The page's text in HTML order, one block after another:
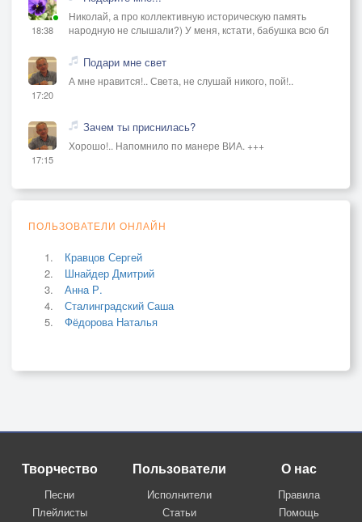
18:38
Николай, а про коллективную историческую память
народную не слышали?) У меня, кстати, бабушка всю бл
17:20
Подари мне свет
А мне нравится!.. Света, не слушай никого, пой!..
17:15
Зачем ты приснилась?
Хорошо!.. Напомнило по манере ВИА. +++
ПОЛЬЗОВАТЕЛИ ОНЛАЙН
Кравцов Сергей
Шнайдер Дмитрий
Анна Р.
Сталинградский Саша
Фёдорова Наталья
Творчество
Песни
Плейлисты
Пользователи
Исполнители
Статьи
О нас
Правила
Помощь